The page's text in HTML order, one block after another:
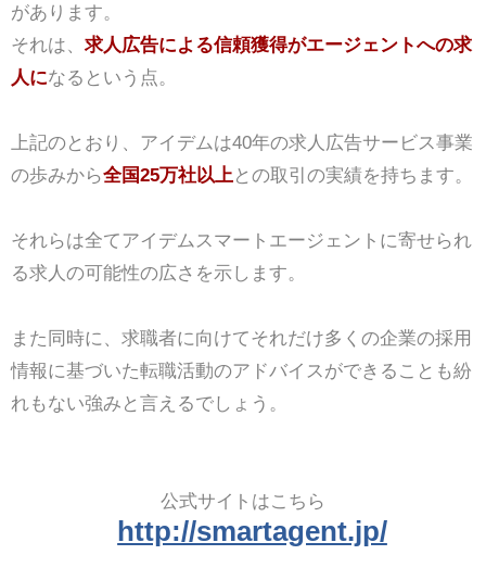
があります。
それは、 求人広告による信頼獲得がエージェントへの求
人になるという点。
上記のとおり、アイデムは40年の求人広告サービス事業
の歩みから全国25万社以上 との取引の実績を持ちます。
それらは全てアイデムスマートエージェントに寄せられ
る求人の可能性の広さを示します。
また同時に、求職者に向けてそれだけ多くの企業の採用
情報に基づいた転職活動のアドバイスができることも紛
れもない強みと言えるでしょう。
公式サイトはこちら
http://smartagent.jp/